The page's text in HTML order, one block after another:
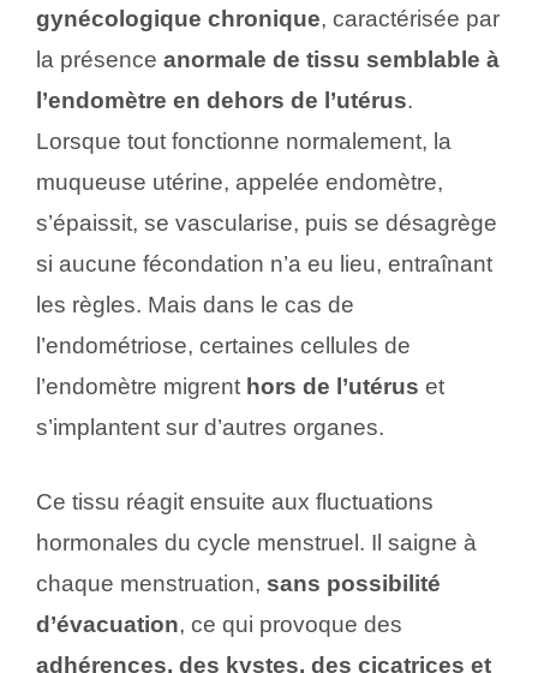
gynécologique chronique, caractérisée par
la présence anormale de tissu semblable à
l’endomètre en dehors de l’utérus.
Lorsque tout fonctionne normalement, la
muqueuse utérine, appelée endomètre,
s’épaissit, se vascularise, puis se désagrège
si aucune fécondation n’a eu lieu, entraînant
les règles. Mais dans le cas de
l’endométriose, certaines cellules de
l’endomètre migrent hors de l’utérus et
s’implantent sur d’autres organes.
Ce tissu réagit ensuite aux fluctuations
hormonales du cycle menstruel. Il saigne à
chaque menstruation, sans possibilité
d’évacuation, ce qui provoque des
adhérences, des kystes, des cicatrices et